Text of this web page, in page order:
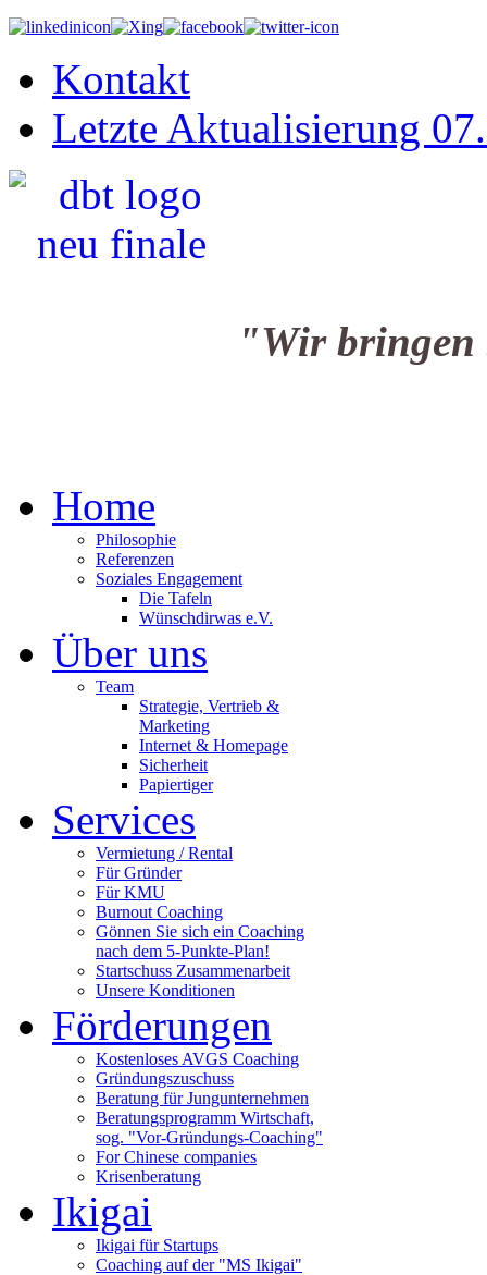
Kontakt
Letzte Aktualisierung
"Wir bringen Sie
Home
Philosophie
Referenzen
Soziales Engagement
Die Tafeln
Wünschdirwas e.V.
Über uns
Team
Strategie, Vertrieb &
Marketing
Internet & Homepage
Sicherheit
Papiertiger
Services
Vermietung / Rental
Für Gründer
Für KMU
Burnout Coaching
Gönnen Sie sich ein Coaching
nach dem 5-Punkte-Plan!
Startschuss Zusammenarbeit
Unsere Konditionen
Förderungen
Kostenloses AVGS Coaching
Gründungszuschuss
Beratung für Jungunternehmen
Beratungsprogramm Wirtschaft,
sog. "Vor-Gründungs-Coaching"
For Chinese companies
Krisenberatung
Ikigai
Ikigai für Startups
Coaching auf der "MS Ikigai"